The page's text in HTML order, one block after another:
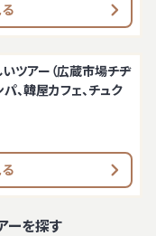
ツアー（広蔵市場チヂ
パ、韓屋カフェ、チュク
ーを探す